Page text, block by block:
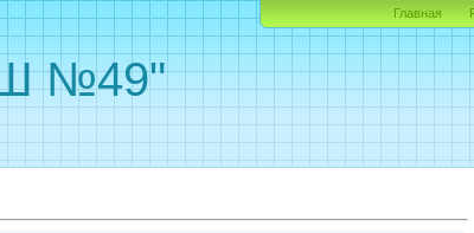
№49"
Главная